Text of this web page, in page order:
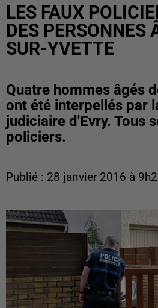
LES FAUX
DES PERSONNES
SUR-YVETTE
Quatre hommes âgés
ont été interpellés par
judiciaire d'Evry. Tous
policiers.
Publié : 28 janvier 2016 à